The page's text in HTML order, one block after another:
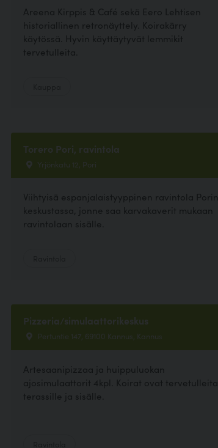
Areena Kirppis & Café sekä Eero Lehtisen
historiallinen retronäyttely. Koirakärry
käytössä. Hyvin käyttäytyvät lemmikit
tervetulleita.
Torero Pori, ravintola
Yrjönkatu 12, Pori
Viihtyisä espanjalaistyyppinen ravintola Porin
keskustassa, jonne saa karvakaverit mukaan
ravintolaan sisälle.
Pizzeria/simulaattorikeskus
Pertuntie 147, 69100 Kannus, Kannus
Artesaanipizzaa ja huippuluokan
ajosimulaattorit 4kpl. Koirat ovat tervetulleita
terassille ja sisälle.